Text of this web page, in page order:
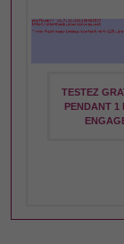
TESTEZ
PENDANT 1